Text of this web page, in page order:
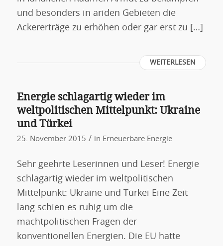
und besonders in ariden Gebieten die
Ackererträge zu erhöhen oder gar erst zu […]
WEITERLESEN
Energie schlagartig wieder im
weltpolitischen Mittelpunkt: Ukraine
und Türkei
25. November 2015 / in Erneuerbare Energie
Sehr geehrte Leserinnen und Leser! Energie
schlagartig wieder im weltpolitischen
Mittelpunkt: Ukraine und Türkei Eine Zeit
lang schien es ruhig um die
machtpolitischen Fragen der
konventionellen Energien. Die EU hatte